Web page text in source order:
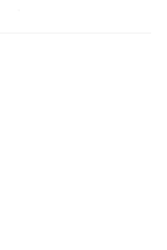
y lugares comunes que
libro: "El Tigre y la